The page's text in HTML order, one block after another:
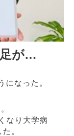
が…
になった。
なり大学病
。